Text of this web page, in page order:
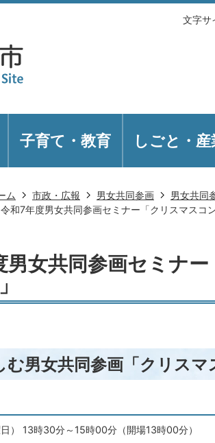
文字サ
子育て・教育 しごと・産
ム 市政・広報 男女共同参画
男女共同
令和7年度男女共同参画セミナー「クリスマスコン
男女共同参画セミナ
男女共同参画「クリスマ
） 13時30分～15時00分（開場13時00分）